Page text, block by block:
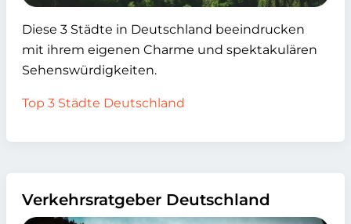
Diese 3 Städte in Deutschland beeindrucken
mit ihrem eigenen Charme und spektakulären
Sehenswürdigkeiten.
Top 3 Städte Deutschland
Verkehrsratgeber Deutschland